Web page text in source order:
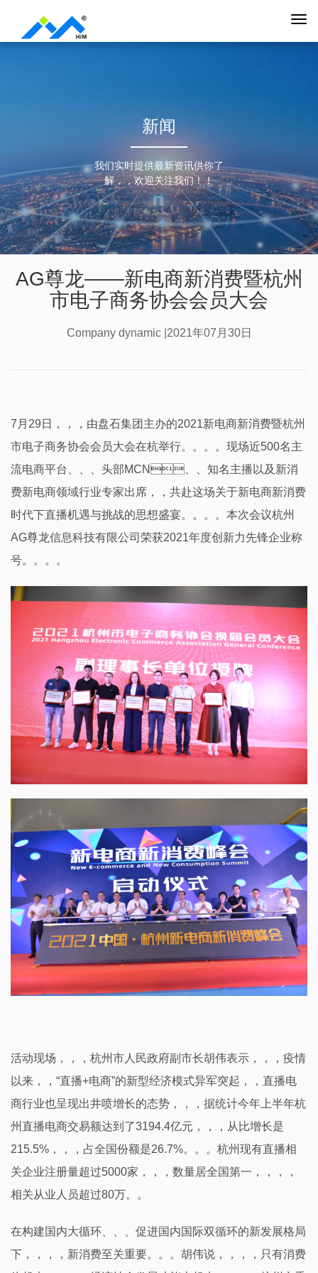
新闻
我们实时提供最新资讯供你了
解，，欢迎关注我们！！
AG尊龙——新电商新消费暨杭州
市电子商务协会会员大会
Company dynamic |2021年07月30日
7月29日，，，由盘石集团主办的2021新电商新消费暨杭州
市电子商务协会会员大会在杭举行。。。。现场近500名主
流电商平台、、、头部MCN、、知名主播以及新消
费新电商领域行业专家出席，，共赴这场关于新电商新消费
时代下直播机遇与挑战的思想盛宴。。。。本次会议杭州
AG尊龙信息科技有限公司荣获2021年度创新力先锋企业称
号。。。。
活动现场，，，杭州市人民政府副市长胡伟表示，，，疫情
以来，，“直播+电商”的新型经济模式异军突起，，直播电
商行业也呈现出井喷增长的态势，，，据统计今年上半年杭
州直播电商交易额达到了3194.4亿元，，，从比增长是
215.5%，，，占全国份额是26.7%。。。杭州现有直播相
关企业注册量超过5000家，，，数量居全国第一，，，，
相关从业人员超过80万。。
在构建国内大循环、、、促进国内国际双循环的新发展格局
下，，，，新消费至关重要。。。胡伟说，，，，只有消费